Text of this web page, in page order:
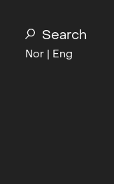
Search
Nor| Eng